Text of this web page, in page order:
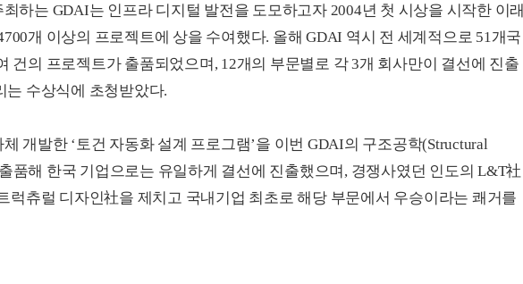
하는 GDAI는 인프라 디지털 발전을 도모하고자 2004년 첫 시상을 시작한 이래
개 이상의 프로젝트에 상을 수여했다. 올해 GDAI 역시 전 세계적으로 51개국
건의 프로젝트가 출품되었으며, 12개의 부문별로 각 3개 회사만이 결선에 진출
는 수상식에 초청받았다.
개발한 ‘토건 자동화 설계 프로그램’을 이번 GDAI의 구조공학(Structural
품해 한국 기업으로는 유일하게 결선에 진출했으며, 경쟁사였던 인도의 L&T社
럭츄럴 디자인社을 제치고 국내기업 최초로 해당 부문에서 우승이라는 쾌거를